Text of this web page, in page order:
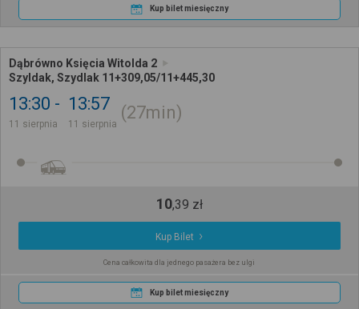
Kup bilet miesięczny
Dąbrówno Księcia Witolda 2
Szyldak, Szydlak 11+309,05/11+445,30
13:30
11 sierpnia
13:57
11 sierpnia
27min
10,39 zł
Kup Bilet
Cena całkowita dla jednego pasażera bez ulgi
Kup bilet miesięczny